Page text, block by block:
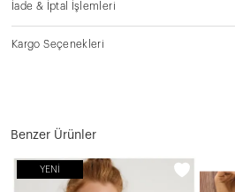
İade & İptal İşlemleri
Kargo Seçenekleri
Benzer Ürünler
YENI